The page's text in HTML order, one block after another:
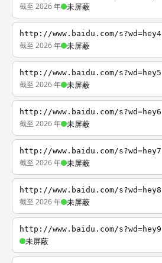
截至 2026 年 未屏蔽
http://www.baidu.com/s?wd=hey4
截至 2026 年 未屏蔽
http://www.baidu.com/s?wd=hey5
截至 2026 年 未屏蔽
http://www.baidu.com/s?wd=hey6
截至 2026 年 未屏蔽
http://www.baidu.com/s?wd=hey7
截至 2026 年 未屏蔽
http://www.baidu.com/s?wd=hey8
截至 2026 年 未屏蔽
http://www.baidu.com/s?wd=hey9
未屏蔽